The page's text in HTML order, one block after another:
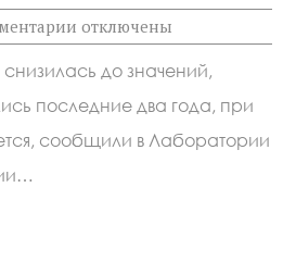
к
записи
сообщили
о
неожиданном
резком
падении
отключены
до значений,
последние два года, при
сообщили в Лаборатории